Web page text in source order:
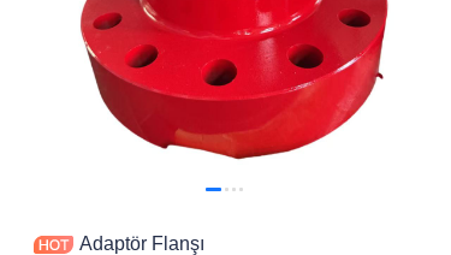
Adaptör Flanşı
Support